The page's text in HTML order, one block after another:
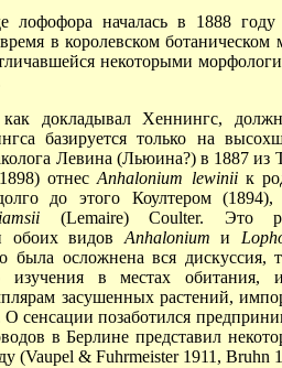
лофофора началась в 1888
в королевском
некоторыми
докладывал Хеннингс,
базируется только на
Левина (Льюина?) в 1887 из
отнесAnhalonium lewiniiк
до этого Коултером
(Lemaire) Coulter. Это
обоих видовAnhalonium и
была осложнена вся дискуссия,
изучения в местах
засушенных растений,
О сенсации позаботился
в Берлине представил
(Vaupel & Fuhrmeister 1911, Bruhn